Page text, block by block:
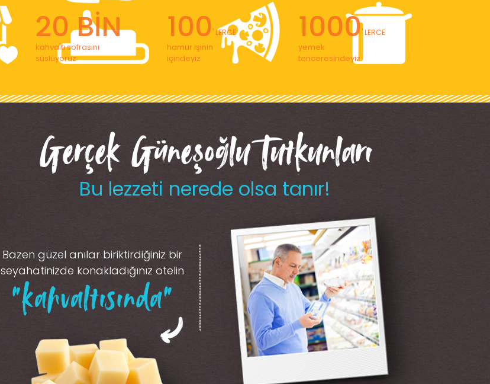
20 BİN
kahvaltı sofrasını
süslüyoruz
100' LERCE
hamur işinin
içindeyiz
1000' LERCE
yemek
tenceresindeyiz
Gerçek Güneşoğlu Tutkunları
Bu lezzeti nerede olsa tanır!
Bazen güzel anılar biriktirdiğiniz bir
seyahatinizde konakladığınız otelin
“kahvaltısında”